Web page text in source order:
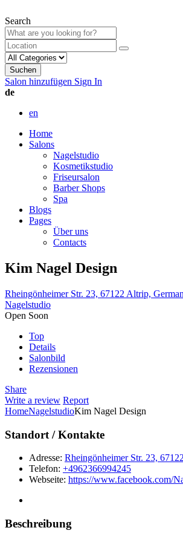
Search
Suchen
Salon hinzufügen Sign In
de
en
Home
Salons
Nagelstudio
Kosmetikstudio
Friseursalon
Barber Shops
Spa
Blogs
Pages
Über uns
Contacts
Kim Nagel Design
Rheingönheimer Str. 23, 67122 Altrip,
Nagelstudio
Open Soon
Top
Details
Salonbild
Rezensionen
Share
Write a review Report
HomeNagelstudioKim Nagel Design
Standort / Kontakte
Adresse: Rheingönheimer Str. 23,
Telefon: +4962366994245
Webseite: https://www.facebook.com/
Beschreibung